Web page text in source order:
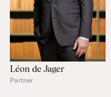
Léon de Jager
Partner